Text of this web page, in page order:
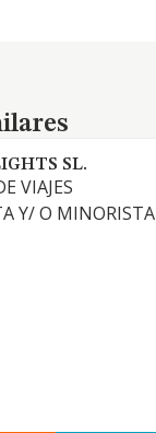
SL.
VIAJES
Y/ O MINORISTA